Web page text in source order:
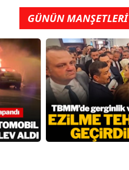
GÜNÜN MANŞETLERİ